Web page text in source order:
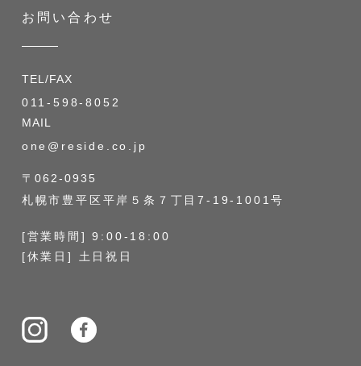
お問い合わせ
TEL/FAX
011-598-8052
MAIL
one@reside.co.jp
〒062-0935
札幌市豊平区平岸５条７丁目7-19-1001号
[営業時間] 9:00-18:00
[休業日] 土日祝日